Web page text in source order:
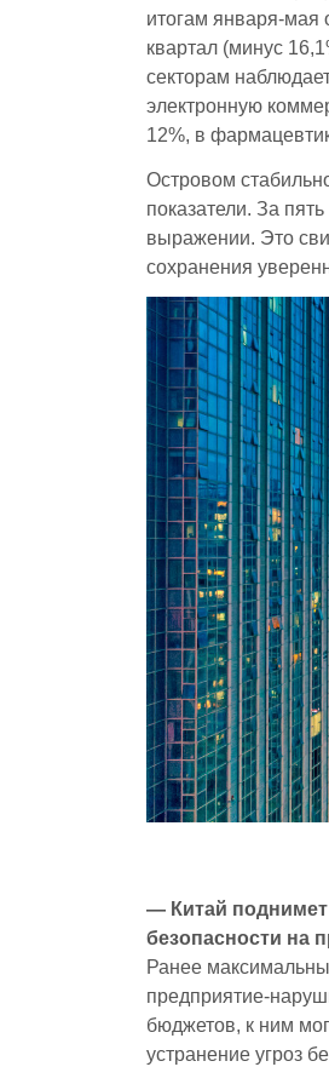
итогам января-мая
квартал (минус
секторам
электронную
12%, в
Островом
показатели. За
выражении. Это
сохранения
— Китай
безопасности на
Ранее
предприятие-
бюджетов, к ним
устранение угроз